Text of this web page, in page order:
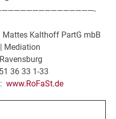
Mattes Kalthoff PartG mbB
Mediation
36 33 1-33
www.RoFaSt.de